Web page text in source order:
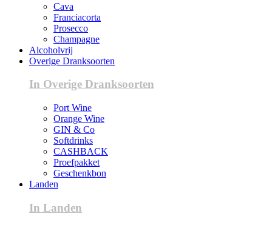
Cava
Franciacorta
Prosecco
Champagne
Alcoholvrij
Overige Dranksoorten
In Overige Dranksoorten
Port Wine
Orange Wine
GIN & Co
Softdrinks
CASHBACK
Proefpakket
Geschenkbon
Landen
In Landen